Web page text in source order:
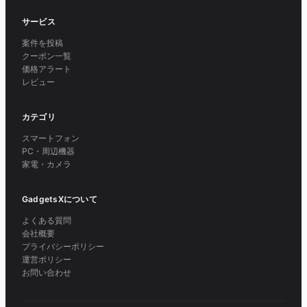
サービス
案件を投稿
クーポン一覧
価格アラート
レビュー
カテゴリ
スマートフォン
PC・周辺機器
家電・カメラ
GadgetsXについて
よくある質問
会社概要
プライバシーポリシー
運営ポリシー
お問い合わせ